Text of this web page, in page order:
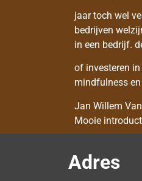
jaar toch wel
bedrijven
in een bedrijf.
of investeren
mindfulness
Jan Willem
Mooie
Ja.
Adres